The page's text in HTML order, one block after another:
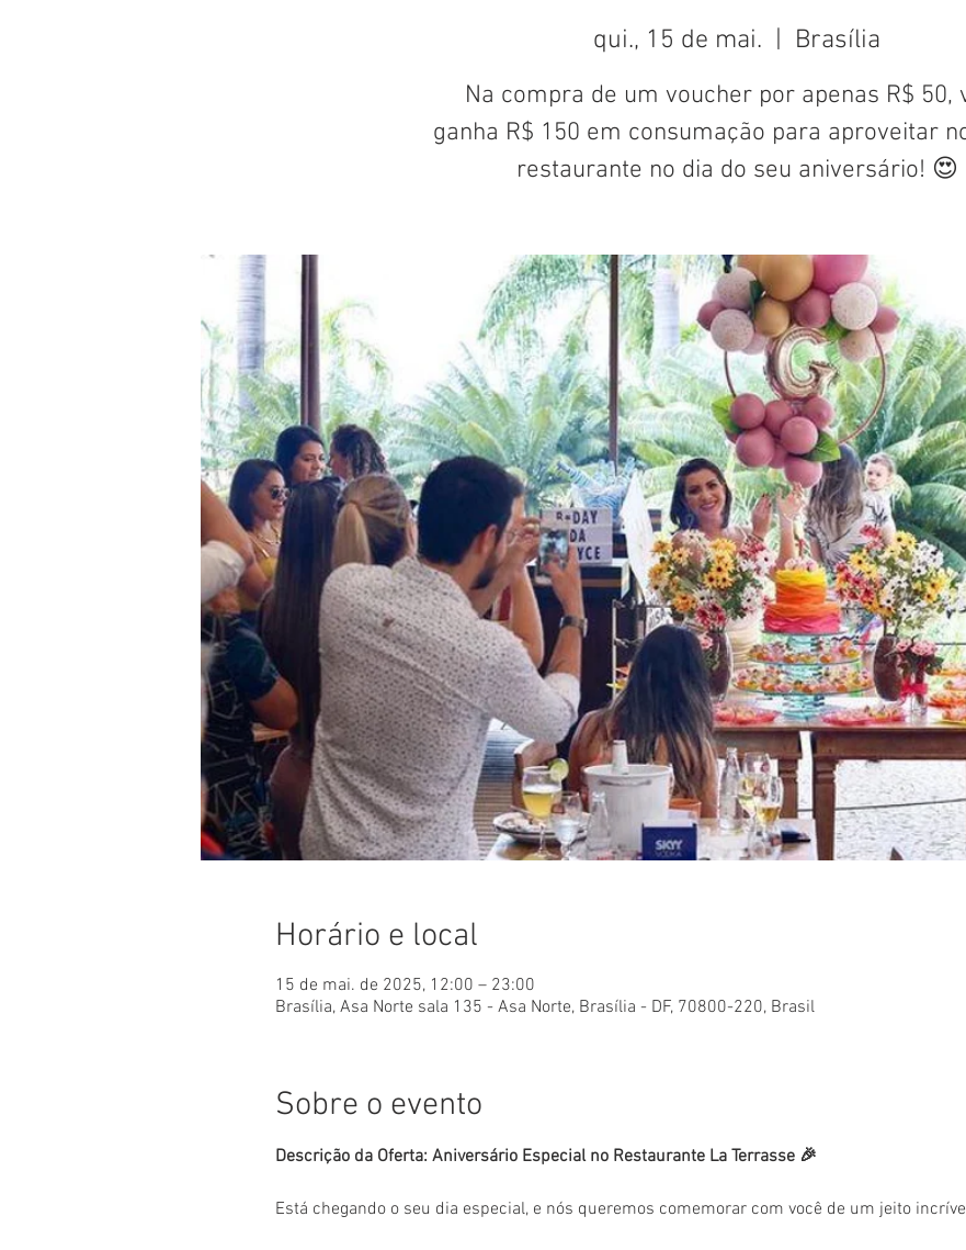
qui., 15 de mai.
Brasília
Na compra de um voucher por apenas R$ 50,
ganha R$ 150 em consumação para aproveitar
restaurante no dia do seu aniversário! 😍
Horário e local
15 de mai. de 2025, 12:00 – 23:00
Brasília, Asa Norte sala 135 - Asa Norte, Brasília - DF, 70800-220, Brasil
Sobre o evento
Descrição da Oferta: Aniversário Especial no Restaurante La Terrasse 🎉
Está chegando o seu dia especial, e nós queremos comemorar com você de um jeito